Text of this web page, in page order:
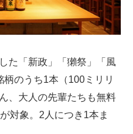
た「新政」「獺祭」「風
のうち1本（100ミリリ
、大人の先輩たちも無料
対象。2人につき1本ま